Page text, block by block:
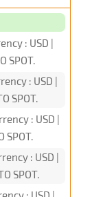
: USD |
SPOT.
: USD |
SPOT.
: USD |
SPOT.
: USD |
SPOT.